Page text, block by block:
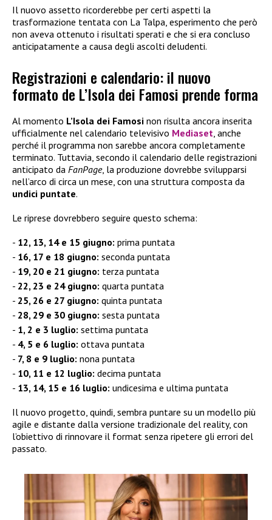
Il nuovo assetto ricorderebbe per certi aspetti la
trasformazione tentata con La Talpa, esperimento che però
non aveva ottenuto i risultati sperati e che si era concluso
anticipatamente a causa degli ascolti deludenti.
Registrazioni e calendario: il nuovo
formato de L’Isola dei Famosi prende forma
Al momento L’Isola dei Famosi non risulta ancora inserita
ufficialmente nel calendario televisivo Mediaset , anche
perché il programma non sarebbe ancora completamente
terminato. Tuttavia, secondo il calendario delle registrazioni
anticipato da FanPage, la produzione dovrebbe svilupparsi
nell’arco di circa un mese, con una struttura composta da
undici puntate.
Le riprese dovrebbero seguire questo schema:
12, 13, 14 e 15 giugno: prima puntata
16, 17 e 18 giugno: seconda puntata
19, 20 e 21 giugno: terza puntata
22, 23 e 24 giugno: quarta puntata
25, 26 e 27 giugno: quinta puntata
28, 29 e 30 giugno: sesta puntata
1, 2 e 3 luglio: settima puntata
4, 5 e 6 luglio: ottava puntata
7, 8 e 9 luglio: nona puntata
10, 11 e 12 luglio: decima puntata
13, 14, 15 e 16 luglio: undicesima e ultima puntata
Il nuovo progetto, quindi, sembra puntare su un modello più
agile e distante dalla versione tradizionale del reality, con
l’obiettivo di rinnovare il format senza ripetere gli errori del
passato.